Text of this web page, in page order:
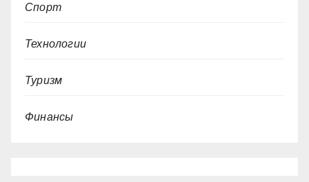
Спорт
Технологии
Туризм
Финансы